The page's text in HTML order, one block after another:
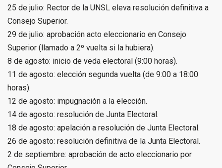
25 de julio: Rector de la UNSL eleva resolución definitiva a
Consejo Superior.
29 de julio: aprobación acto eleccionario en Consejo
Superior (llamado a 2º vuelta si la hubiera).
8 de agosto: inicio de veda electoral (9:00 horas).
11 de agosto: elección segunda vuelta (de 9:00 a 18:00
horas).
12 de agosto: impugnación a la elección.
14 de agosto: resolución de Junta Electoral.
18 de agosto: apelación a resolución de Junta Electoral.
26 de agosto: resolución definitiva de la Junta Electoral.
2 de septiembre: aprobación de acto eleccionario por